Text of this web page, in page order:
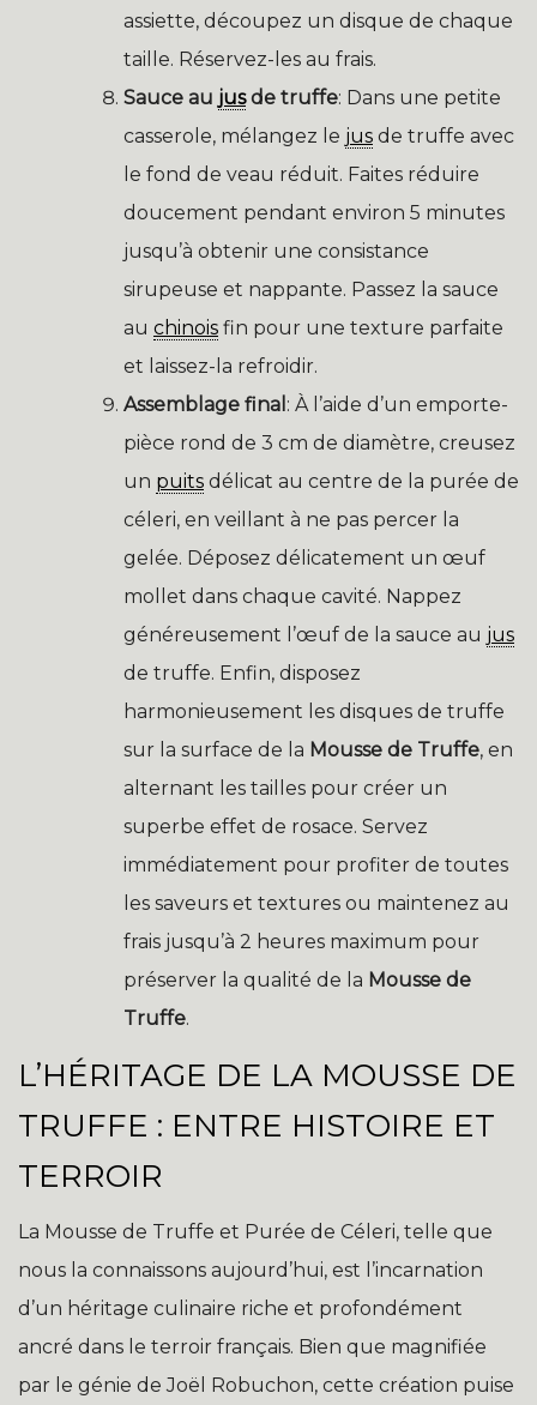
assiette, découpez un disque de chaque
taille. Réservez-les au frais.
Sauce au jusde truffe: Dans une petite
casserole, mélangez le jus de truffe avec
le fond de veau réduit. Faites réduire
doucement pendant environ 5 minutes
jusqu’à obtenir une consistance
sirupeuse et nappante. Passez la sauce
au chinois fin pour une texture parfaite
et laissez-la refroidir.
Assemblage final : À l’aide d’un emporte-
pièce rond de 3 cm de diamètre, creusez
un puits délicat au centre de la purée de
céleri, en veillant à ne pas percer la
gelée. Déposez délicatement un œuf
mollet dans chaque cavité. Nappez
généreusement l’œuf de la sauce au jus
de truffe. Enfin, disposez
harmonieusement les disques de truffe
sur la surface de la Mousse de Truffe, en
alternant les tailles pour créer un
superbe effet de rosace. Servez
immédiatement pour profiter de toutes
les saveurs et textures ou maintenez au
frais jusqu’à 2 heures maximum pour
préserver la qualité de la Mousse de
Truffe.
L’HÉRITAGE DE LA MOUSSE DE
TRUFFE : ENTRE HISTOIRE ET
TERROIR
La Mousse de Truffe et Purée de Céleri, telle que
nous la connaissons aujourd’hui, est l’incarnation
d’un héritage culinaire riche et profondément
ancré dans le terroir français. Bien que magnifiée
par le génie de Joël Robuchon, cette création puise